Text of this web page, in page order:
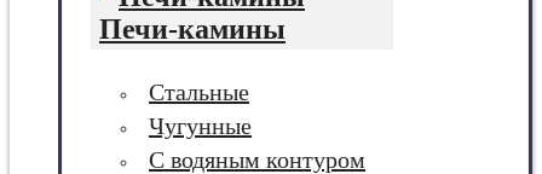
Печи-камины
Стальные
Чугунные
С водяным контуром